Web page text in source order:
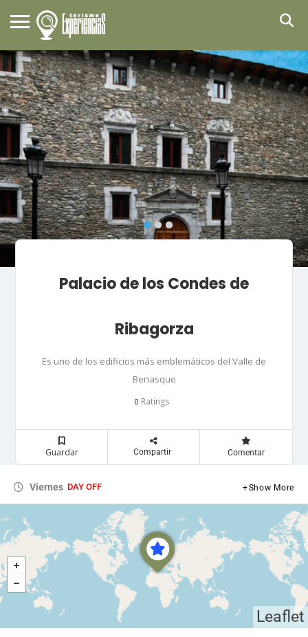
Palacio de los Condes de
Ribagorza
Es uno de los edificios más emblemáticos del Valle de
Benasque
0 Ratings
Guardar Compartir Comentar
Viernes DAY OFF Show More
Leaflet